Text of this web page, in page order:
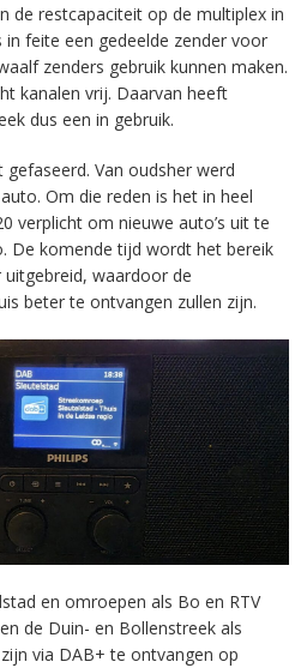
de restcapaciteit op de multiplex in
in feite een gedeelde zender voor
zenders gebruik kunnen maken.
kanalen vrij. Daarvan heeft
dus een in gebruik.
Van oudsher werd
Om die reden is het in heel
verplicht om nieuwe auto’s uit te
De komende tijd wordt het bereik
waardoor de
beter te ontvangen zullen zijn.
en omroepen als Bo en RTV
de Duin- en Bollenstreek als
via DAB+ te ontvangen op